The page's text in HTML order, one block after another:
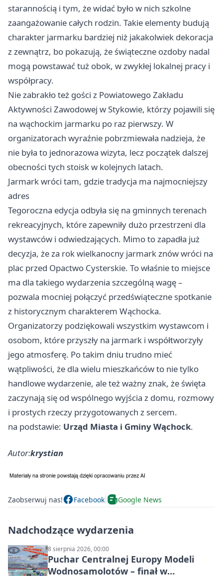
starannością i tym, że widać było w nich szkolne
zaangażowanie całych rodzin. Takie elementy budują
charakter jarmarku bardziej niż jakakolwiek dekoracja
z zewnątrz, bo pokazują, że świąteczne ozdoby nadal
mogą powstawać tuż obok, w zwykłej lokalnej pracy i
współpracy.
Nie zabrakło też gości z Powiatowego Zakładu
Aktywności Zawodowej w Stykowie, którzy pojawili się
na wąchockim jarmarku po raz pierwszy. W
organizatorach wyraźnie pobrzmiewała nadzieja, że
nie była to jednorazowa wizyta, lecz początek dalszej
obecności tych stoisk w kolejnych latach.
Jarmark wróci tam, gdzie tradycja ma najmocniejszy
adres
Tegoroczna edycja odbyła się na gminnych terenach
rekreacyjnych, które zapewniły dużo przestrzeni dla
wystawców i odwiedzających. Mimo to zapadła już
decyzja, że za rok wielkanocny jarmark znów wróci na
plac przed Opactwo Cysterskie. To właśnie to miejsce
ma dla takiego wydarzenia szczególną wagę –
pozwala mocniej połączyć przedświąteczne spotkanie
z historycznym charakterem Wąchocka.
Organizatorzy podziękowali wszystkim wystawcom i
osobom, które przyszły na jarmark i współtworzyły
jego atmosferę. Po takim dniu trudno mieć
wątpliwości, że dla wielu mieszkańców to nie tylko
handlowe wydarzenie, ale też ważny znak, że święta
zaczynają się od wspólnego wyjścia z domu, rozmowy
i prostych rzeczy przygotowanych z sercem.
na podstawie: Urząd Miasta i Gminy Wąchock.
Autor:krystian
Zaobserwuj nas! Facebook Google News
Nadchodzące wydarzenia
8 sierpnia 2026, 00:00
Puchar Centralnej Europy Modeli
Wodnosamolotów – finał w